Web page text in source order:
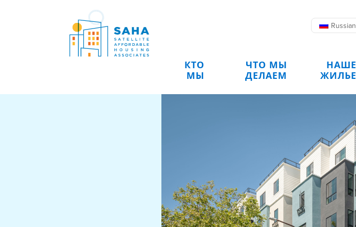
Перейти к содержимому
Russian
КТО
МЫ
ЧТО МЫ
ДЕЛАЕМ
НАШЕ
ЖИЛЬЕ